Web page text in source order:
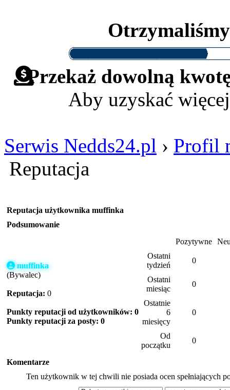
Przekaż dowolną
Aby uzyskać
Serwis Nedds24.pl › Profil
Reputacja
Reputacja użytkownika muffinka
Podsumowanie
muffinka
(Bywalec)
Reputacja: 0
Punkty reputacji od użytkowników: 0
Punkty reputacji za posty: 0
Pozytywne
Ostatni
tydzień
0
Ostatni
miesiąc
0
Ostatnie
6
miesięcy
0
Od
początku
0
Komentarze
Ten użytkownik w tej chwili nie posiada ocen spełniających